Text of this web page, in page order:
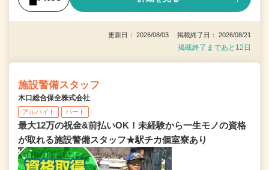
更新日： 2026/08/03 掲載終了日： 2026/08/21
掲載終了まであと12日
施設警備スタッフ
木口総合保全株式会社
アルバイト パート
最大12万の祝金&前払いOK！未経験から一生モノの資格
が取れる施設警備スタッフ★駅チカ個室寮あり